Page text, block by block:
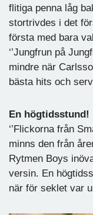
flitiga penna låg
stortrivdes i det
första med bara
‘’Jungfrun på
mindre när
bästa hits och
En högtidsstund!
‘’Flickorna från
minns den från
Rytmen Boys
versin. En
när för seklet var